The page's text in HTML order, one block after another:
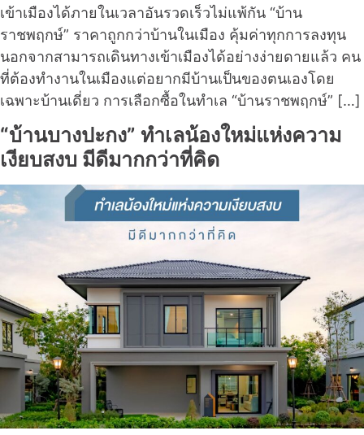
เข้าเมืองได้ภายในเวลาอันรวดเร็วไม่แพ้กัน “บ้าน
ราชพฤกษ์” ราคาถูกกว่าบ้านในเมือง คุ้มค่าทุกการลงทุน
นอกจากสามารถเดินทางเข้าเมืองได้อย่างง่ายดายแล้ว คน
ที่ต้องทำงานในเมืองแต่อยากมีบ้านเป็นของตนเองโดย
เฉพาะบ้านเดี่ยว การเลือกซื้อในทำเล “บ้านราชพฤกษ์” […]
“บ้านบางปะกง” ทำเลน้องใหม่แห่งความ
เงียบสงบ มีดีมากกว่าที่คิด